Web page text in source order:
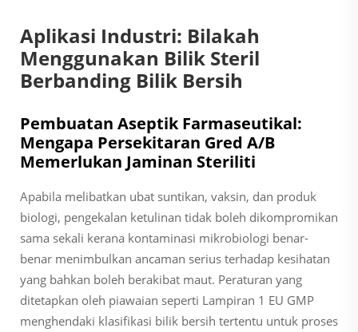
Aplikasi Industri: Bilakah
Menggunakan Bilik Steril
Berbanding Bilik Bersih
Pembuatan Aseptik Farmaseutikal:
Mengapa Persekitaran Gred A/B
Memerlukan Jaminan Steriliti
Apabila melibatkan ubat suntikan, vaksin, dan produk
biologi, pengekalan ketulinan tidak boleh dikompromikan
sama sekali kerana kontaminasi mikrobiologi benar-
benar menimbulkan ancaman serius terhadap kesihatan
yang bahkan boleh berakibat maut. Peraturan yang
ditetapkan oleh piawaian seperti Lampiran 1 EU GMP
menghendaki klasifikasi bilik bersih tertentu untuk proses